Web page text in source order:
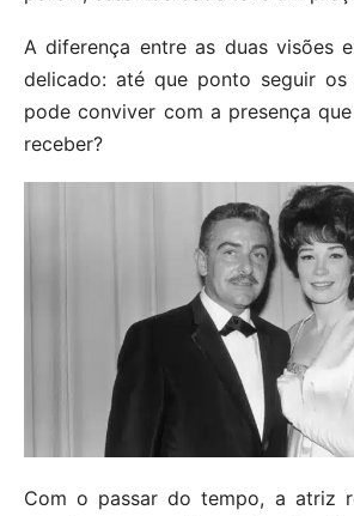
A diferença entre as duas visões
delicado: até que ponto seguir os
pode conviver com a presença
receber?
Com o passar do tempo, a atriz